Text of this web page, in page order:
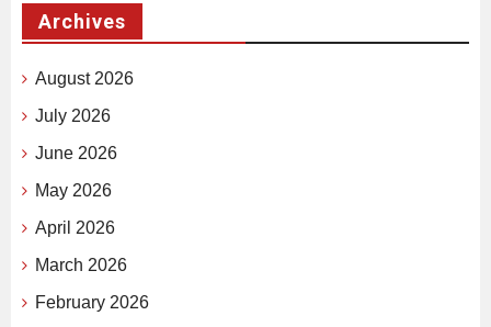
Archives
August 2026
July 2026
June 2026
May 2026
April 2026
March 2026
February 2026